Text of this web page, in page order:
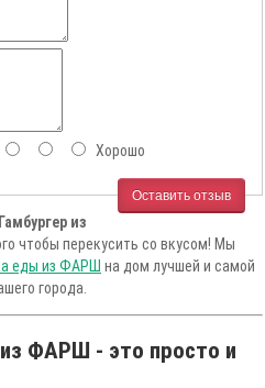
Хорошо
Оставить отзыв
Гамбургер из
чтобы перекусить со вкусом! Мы
еды из ФАРШ на дом лучшей и самой
города.
ФАРШ - это просто и